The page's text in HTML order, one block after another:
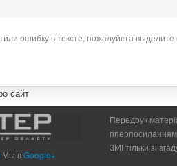
ошибку в тексте, пожалуйста
сайт
Мы вGoogle+
Передрук
ЗМІ тільки зі